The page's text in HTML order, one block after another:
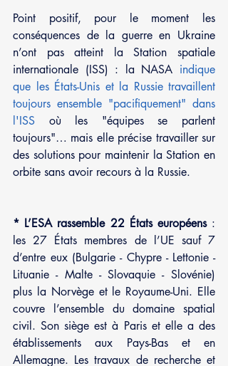
Point positif, pour le moment les
conséquences de la guerre en Ukraine
n’ont pas atteint la Station spatiale
internationale (ISS) : la NASA indique
que les États-Unis et la Russie travaillent
toujours ensemble "pacifiquement" dans
l'ISS où les "équipes se parlent
toujours"… mais elle précise travailler sur
des solutions pour maintenir la Station en
orbite sans avoir recours à la Russie.
* L’ESA rassemble 22 États européens :
les 27 États membres de l’UE sauf 7
d’entre eux (Bulgarie - Chypre - Lettonie -
Lituanie - Malte - Slovaquie - Slovénie)
plus la Norvège et le Royaume-Uni. Elle
couvre l’ensemble du domaine spatial
civil. Son siège est à Paris et elle a des
établissements aux Pays-Bas et en
Allemagne. Les travaux de recherche et